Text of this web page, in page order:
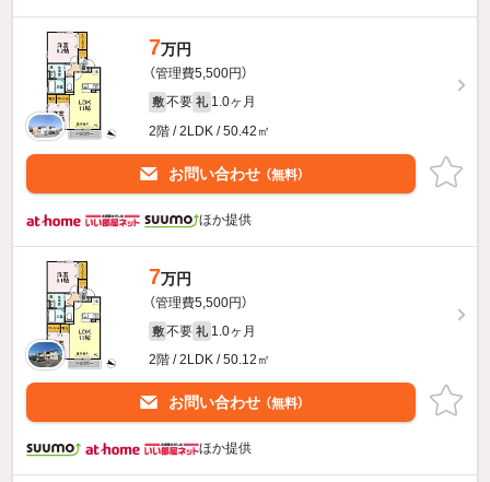
7万円
（管理費5,500円）
敷 不要 礼 1.0ヶ月
2階 / 2LDK / 50.42㎡
お問い合わせ （無料）
ほか提供
7万円
（管理費5,500円）
敷 不要 礼 1.0ヶ月
2階 / 2LDK / 50.12㎡
お問い合わせ （無料）
ほか提供